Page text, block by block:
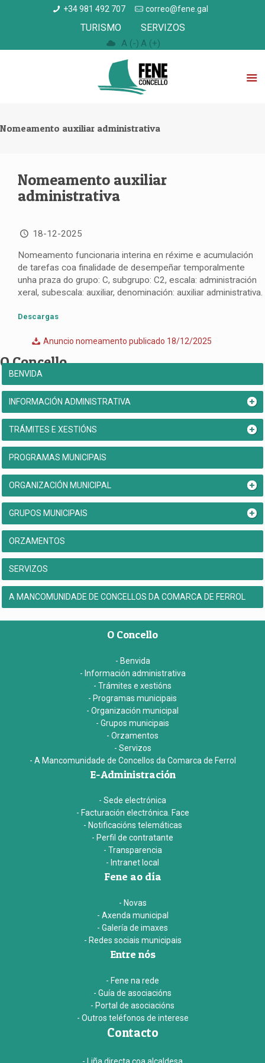
+34 981 492 707 correo@fene.gal
TURISMO SERVIZOS
A (-) A (+)
Nomeamento auxiliar administrativa
Nomeamento auxiliar
administrativa
18-12-2025
Nomeamento funcionaria interina en réxime e acumulación
de tarefas coa finalidade de desempeñar temporalmente
unha praza do grupo: C, subgrupo: C2, escala: administración
xeral, subescala: auxiliar, denominación: auxiliar administrativa.
Descargas
Anuncio nomeamento publicado 18/12/2025
O Concello
BENVIDA
INFORMACIÓN ADMINISTRATIVA
TRÁMITES E XESTIÓNS
PROGRAMAS MUNICIPAIS
ORGANIZACIÓN MUNICIPAL
GRUPOS MUNICIPAIS
ORZAMENTOS
SERVIZOS
A MANCOMUNIDADE DE CONCELLOS DA COMARCA DE FERROL
O Concello
- Benvida
- Información administrativa
- Trámites e xestións
- Programas municipais
- Organización municipal
- Grupos municipais
- Orzamentos
- Servizos
- A Mancomunidade de Concellos da Comarca de Ferrol
E-Administración
- Sede electrónica
- Facturación electrónica. Face
- Notificacións telemáticas
- Perfil de contratante
- Transparencia
- Intranet local
Fene ao día
- Novas
- Axenda municipal
- Galería de imaxes
- Redes sociais municipais
Entre nós
- Fene na rede
- Guía de asociacións
- Portal de asociacións
- Outros teléfonos de interese
Contacto